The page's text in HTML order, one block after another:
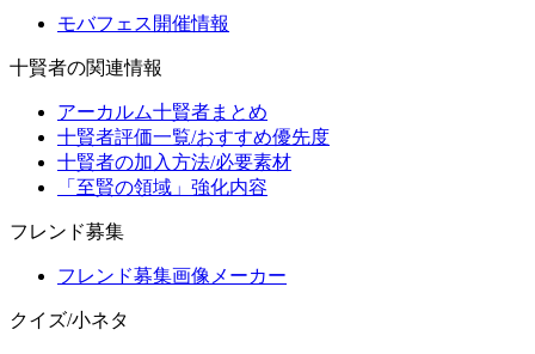
モバフェス開催情報
十賢者の関連情報
アーカルム十賢者まとめ
十賢者評価一覧/おすすめ優先度
十賢者の加入方法/必要素材
「至賢の領域」強化内容
フレンド募集
フレンド募集画像メーカー
クイズ/小ネタ